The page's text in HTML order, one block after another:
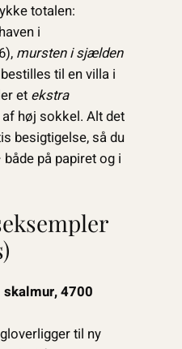
totalen:
i
mursten i sjælden
til en villa i
et ekstra
høj sokkel. Alt det
besigtigelse, så du
på papiret og i
skalmur, 4700
til ny